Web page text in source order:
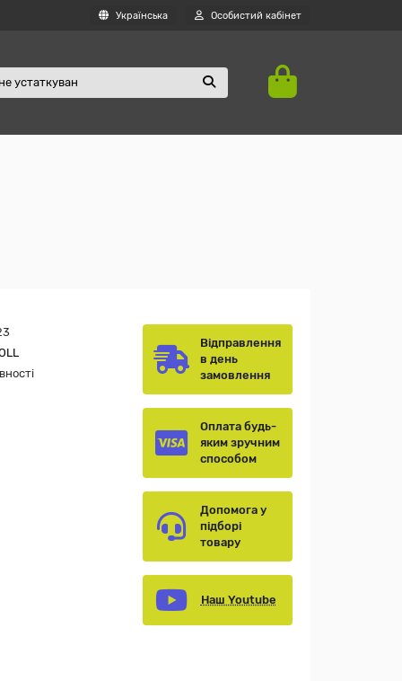
Українська Особистий кабінет
Відправлення
в день
замовлення
Оплата будь-
яким зручним
способом
Допомога у
підборі
товару
Наш Youtube